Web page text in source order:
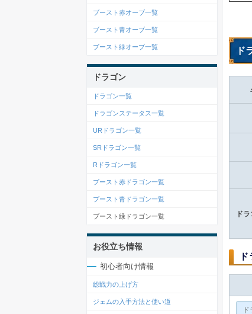
ド
ド
ブースト赤オーブ一覧
ブースト青オーブ一覧
ブースト緑オーブ一覧
ドラゴン
ドラゴン一覧
ドラゴンステータス一覧
URドラゴン一覧
SRドラゴン一覧
Rドラゴン一覧
ブースト赤ドラゴン一覧
ブースト青ドラゴン一覧
ブースト緑ドラゴン一覧
お役立ち情報
初心者向け情報
総戦力の上げ方
ジェムの入手方法と使い道